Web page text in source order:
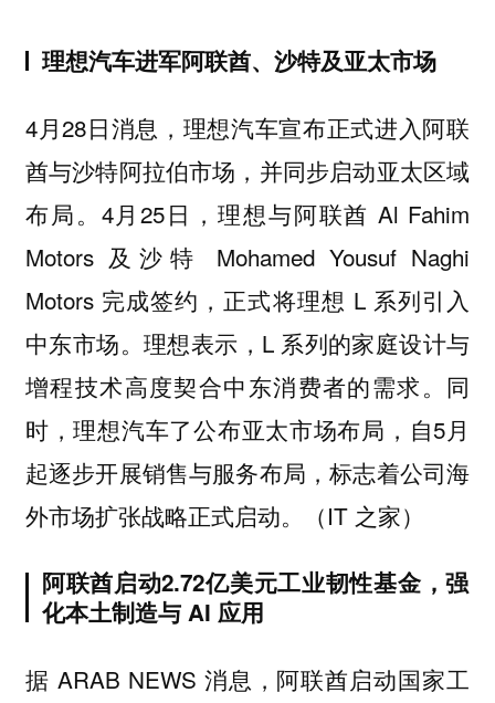
理想汽车进军阿联酋、沙特及亚太市场
4月28日消息，理想汽车宣布正式进入阿联
酋与沙特阿拉伯市场，并同步启动亚太区域
布局。4月25日，理想与阿联酋 Al Fahim
Motors 及沙特 Mohamed Yousuf Naghi
Motors 完成签约，正式将理想 L 系列引入
中东市场。理想表示，L 系列的家庭设计与
增程技术高度契合中东消费者的需求。同
时，理想汽车了公布亚太市场布局，自5月
起逐步开展销售与服务布局，标志着公司海
外市场扩张战略正式启动。（IT 之家）
阿联酋启动2.72亿美元工业韧性基金，强
化本土制造与 AI 应用
据 ARAB NEWS 消息，阿联酋启动国家工